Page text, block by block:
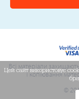
Всі матеріали
і копіювання
©
Цей сайт використовує